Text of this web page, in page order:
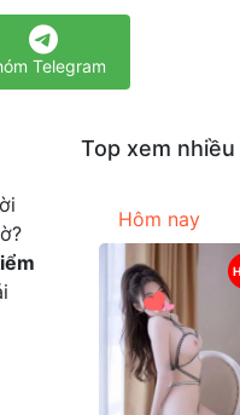
Telegram
Top xem nhiều
Hôm nay